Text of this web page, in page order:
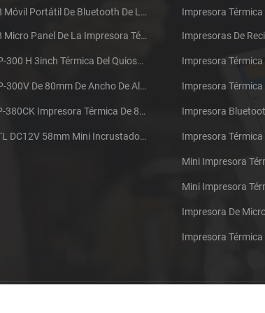
58 Móvil Portátil De Bluetooth De La Impresora Térmica De PTP-II
58 Micro Panel De La Impresora Térmica De Recibos CSN-A1
KP-300 H 3inch Térmica Del Quiosco De La Impresora Módulo De
KP-300V De 80mm De Ancho De Alta Velocidad De La Impresora Térmica Del Quiosco
EP-380CK Impresora Térmica De 80 Mm Con Bloqueo De La Tapa
TTL DC12V 58mm Mini Incrustado Taxi De La Impresora Térmica De Recibos
Impresora Térmica
Impresoras De
Impresora Térmica
Impresora
Impresora
Mini Impresora
Mini Impresora
Impresora De
Impresora Térmica